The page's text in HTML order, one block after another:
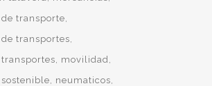
transporte
transportes
movilidad
neumaticos